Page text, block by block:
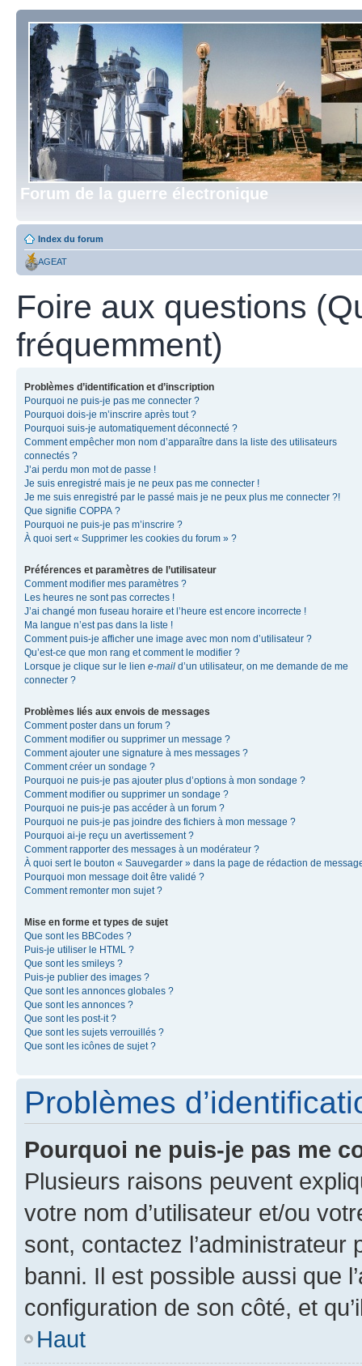
Forum de la guerre électronique
Index du forum
AGEAT
Foire aux questions
fréquemment)
Problèmes d’identification et d’inscription
Pourquoi ne puis-je pas me connecter ?
Pourquoi dois-je m’inscrire après tout ?
Pourquoi suis-je automatiquement déconnecté ?
Comment empêcher mon nom d’apparaître dans la liste des utilisateurs
connectés ?
J’ai perdu mon mot de passe !
Je suis enregistré mais je ne peux pas me connecter !
Je me suis enregistré par le passé mais je ne peux plus me connecter ?!
Que signifie COPPA ?
Pourquoi ne puis-je pas m’inscrire ?
À quoi sert « Supprimer les cookies du forum » ?
Préférences et paramètres de l’utilisateur
Comment modifier mes paramètres ?
Les heures ne sont pas correctes !
J’ai changé mon fuseau horaire et l’heure est encore incorrecte !
Ma langue n’est pas dans la liste !
Comment puis-je afficher une image avec mon nom d’utilisateur ?
Qu’est-ce que mon rang et comment le modifier ?
Lorsque je clique sur le lien e-mail d’un utilisateur, on me demande de me
connecter ?
Problèmes liés aux envois de messages
Comment poster dans un forum ?
Comment modifier ou supprimer un message ?
Comment ajouter une signature à mes messages ?
Comment créer un sondage ?
Pourquoi ne puis-je pas ajouter plus d’options à mon sondage ?
Comment modifier ou supprimer un sondage ?
Pourquoi ne puis-je pas accéder à un forum ?
Pourquoi ne puis-je pas joindre des fichiers à mon message ?
Pourquoi ai-je reçu un avertissement ?
Comment rapporter des messages à un modérateur ?
À quoi sert le bouton « Sauvegarder » dans la page de rédaction de
Pourquoi mon message doit être validé ?
Comment remonter mon sujet ?
Mise en forme et types de sujet
Que sont les BBCodes ?
Puis-je utiliser le HTML ?
Que sont les smileys ?
Puis-je publier des images ?
Que sont les annonces globales ?
Que sont les annonces ?
Que sont les post-it ?
Que sont les sujets verrouillés ?
Que sont les icônes de sujet ?
Problèmes
Pourquoi ne puis-je pas me
Plusieurs raisons peuvent
votre nom d’utilisateur et/ou
sont, contactez l’administrateur
banni. Il est possible aussi que
configuration de son côté, et
Haut